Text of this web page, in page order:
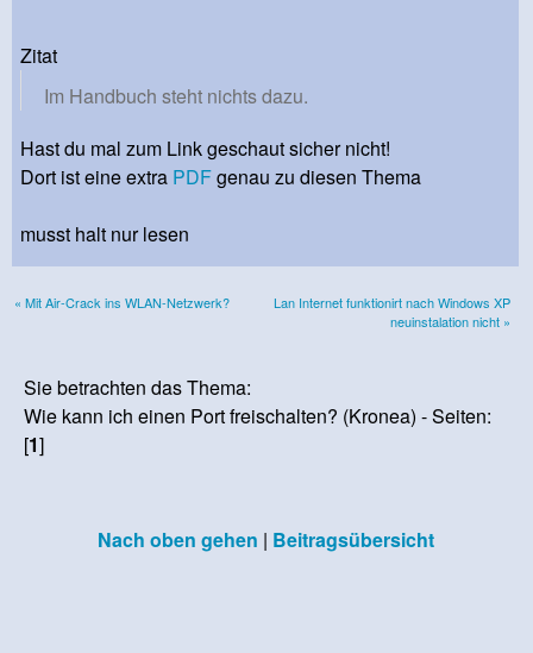
Zitat
Im Handbuch steht nichts dazu.
Hast du mal zum Link geschaut sicher nicht!
Dort ist eine extra PDFgenau zu diesen Thema
musst halt nur lesen
« Mit Air-Crack ins WLAN-Netzwerk?
Lan Internet funktionirt nach Windows XP
neuinstalation nicht »
Sie betrachten das Thema:
Wie kann ich einen Port freischalten? (Kronea) - Seiten:
[1]
Nach oben gehen | Beitragsübersicht